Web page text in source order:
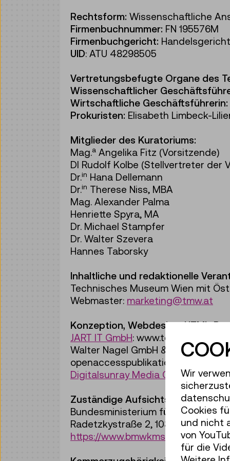
Rechtsform: Wissenschaftliche
Firmenbuchnummer: FN 195576M
Firmenbuchgericht:
UID: ATU 48298505
Vertretungsbefugte Organe des
Wissenschaftlicher
Wirtschaftliche Geschäftsführerin:
Prokuristen: Elisabeth Limbeck-
Mitglieder des Kuratoriums:
Mag.a Angelika Fitz (Vorsitzende)
DI Rudolf Kolbe (Stellvertreter der
Dr.in Hana Dellemann
Dr.in Therese Niss, MBA
Mag. Alexander Palma
Henriette Spyra, MA
Dr. Michael Stampfer
Dr. Walter Szevera
Hannes Taborsky
Inhaltliche und redaktionelle
Technisches Museum Wien mit
Webmaster: marketing@tmw.at
Konzeption, Webdesign, HTML-
JART IT GmbH:
Walter Nagel GmbH & Co. KG /
openaccesspublikationen.tmw.at
Digitalsunray Media GmbH:
Zuständige Aufsichtsbehörde:
Bundesministerium für Wohnen,
Radetzkystraße 2, 1030 Wien
https://www.bmwkms.gv.at/
Wir
Cookies
und nicht
von
für die